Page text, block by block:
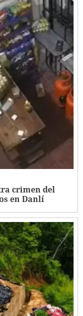
crimen del
en Danlí